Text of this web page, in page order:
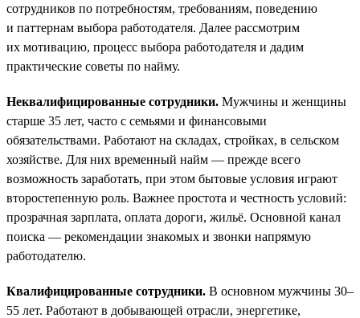
сотрудников по потребностям, требованиям, поведению
и паттернам выбора работодателя. Далее рассмотрим
их мотивацию, процесс выбора работодателя и дадим
практические советы по найму.
Неквалифицированные сотрудники. Мужчины и женщины
старше 35 лет, часто с семьями и финансовыми
обязательствами. Работают на складах, стройках, в сельском
хозяйстве. Для них временный найм — прежде всего
возможность заработать, при этом бытовые условия играют
второстепенную роль. Важнее простота и честность условий:
прозрачная зарплата, оплата дороги, жильё. Основной канал
поиска — рекомендации знакомых и звонки напрямую
работодателю.
Квалифицированные сотрудники. В основном мужчины 30–
55 лет. Работают в добывающей отрасли, энергетике,